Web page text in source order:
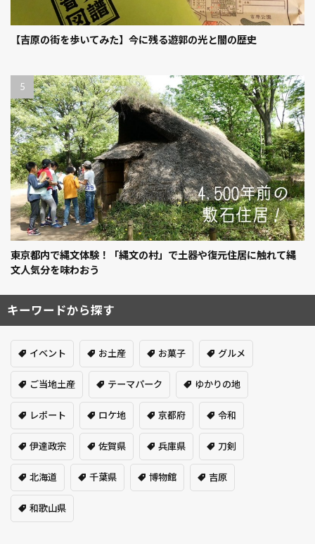
【吉原の街を歩いてみた】今に残る遊郭の光と闇の歴史
東京都内で縄文体験！「縄文の村」で土器や復元住居に触れて縄
文人気分を味わおう
キーワードから探す
イベント お土産 お菓子 グルメ
ご当地土産 テーマパーク ゆかりの地
レポート ロケ地 京都府 令和
伊達政宗 佐賀県 兵庫県 刀剣
北海道 千葉県 博物館 吉原
和歌山県